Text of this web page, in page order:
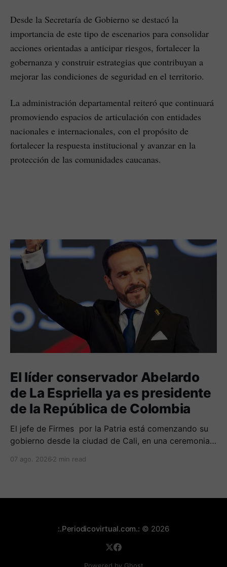
Desde la Secretaría de Gobierno se destacó la
importancia de este tipo de escenarios para consolidar
acciones orientadas a anticipar riesgos, fortalecer la
gobernanza y construir estrategias que contribuyan a
mejorar las condiciones de seguridad en el territorio.
La administración departamental reiteró que continuará
promoviendo espacios de articulación con entidades
nacionales e internacionales, con el propósito de
fortalecer la respuesta institucional y avanzar en la
protección de las comunidades caucanas.
El líder conservador Abelardo
de La Espriella ya es presidente
de la República de Colombia
El jefe de Firmes por la Patria está comenzando su
gobierno desde la ciudad de Cali, en una ceremonia
gobiernos conservadores.
07 ago. 2026 2 min read
:.Periodicovirtual.com.: © 2026